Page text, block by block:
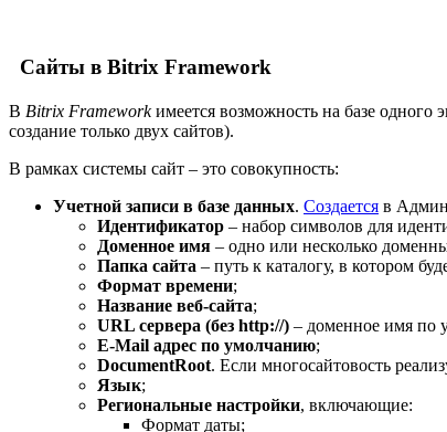
Сайты в Bitrix Framework
В Bitrix Frameworkимеется возможность на базе одного
создание только двух сайтов).
В рамках системы сайт – это совокупность:
Учетной записи в базе данных. Создается в
Идентификатор – набор символов для
Доменное имя – одно или несколько
Папка сайта – путь к каталогу, в котором
Формат времени;
Название веб-сайта;
URL сервера (без http://) – доменное имя по
E-Mail адрес по умолчанию;
DocumentRoot. Если многосайтовость
Язык;
Региональные настройки, включающие:
Формат даты;